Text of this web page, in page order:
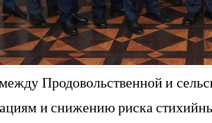
Продовольственной и
и снижению риска